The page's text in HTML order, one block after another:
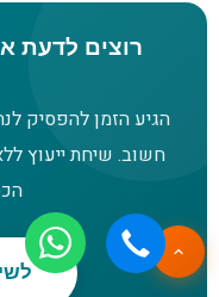
רוצים לדעת
הגיע הזמן להפסיק
חשוב. שיחת ייעוץ